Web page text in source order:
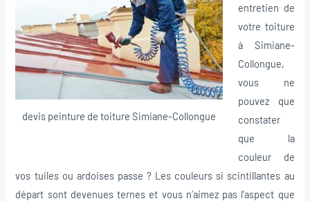
devis peinture de toiture Simiane-Collongue
entretien de
votre toiture
à Simiane-
Collongue,
vous ne
pouvez que
constater
que la
couleur de
vos tuiles ou ardoises passe ? Les couleurs si scintillantes au
départ sont devenues ternes et vous n’aimez pas l’aspect que